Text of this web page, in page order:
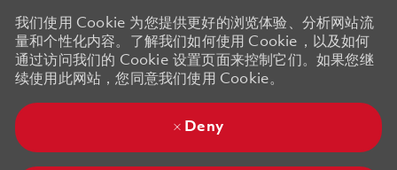
我们使用 Cookie 为您提供更好的浏览体验、分析网站流
量和个性化内容。了解我们如何使用 Cookie，以及如何
通过访问我们的 Cookie 设置页面来控制它们。如果您继
续使用此网站，您同意我们使用 Cookie。
Deny